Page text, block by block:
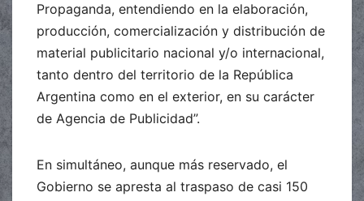
Propaganda, entendiendo en la elaboración,
producción, comercialización y distribución de
material publicitario nacional y/o internacional,
tanto dentro del territorio de la República
Argentina como en el exterior, en su carácter
de Agencia de Publicidad”.
En simultáneo, aunque más reservado, el
Gobierno se apresta al traspaso de casi 150